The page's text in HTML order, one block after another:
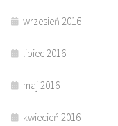
wrzesień 2016
lipiec 2016
maj 2016
kwiecień 2016